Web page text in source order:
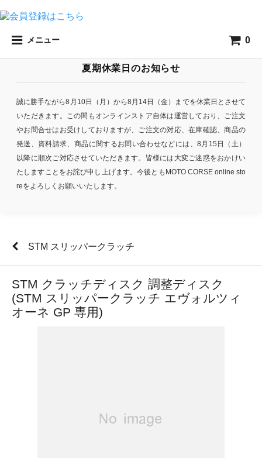
メニュー 0
夏期休業日のお知らせ
誠に勝手ながら8月10日（月）から8月14日（金）までを休業日とさせて
いただきます。この間もオンラインストア自体は運営しており、ご注文
やお問合せはお受けしておりますが、ご注文の対応、在庫確認、商品の
発送、資料請求、商品に関するお問い合わせなどには、8月15日（土）
以降に順次ご対応させていただきます。皆様には大変ご迷惑をおかけい
たしますことをお詫び申し上げます。今後ともMOTO CORSE online sto
reをよろしくお願いいたします。
STM スリッパークラッチ
STM クラッチディスク 調整ディスク
(STM スリッパークラッチ エヴォルツィ
オーネ GP 専用)